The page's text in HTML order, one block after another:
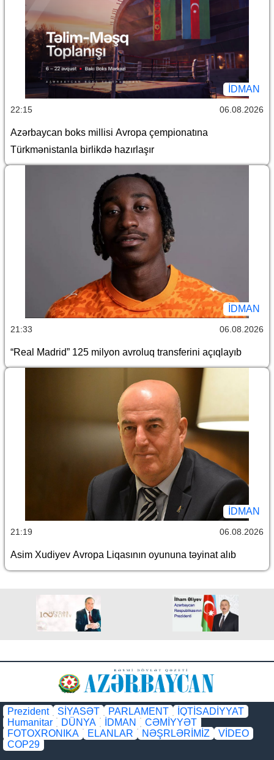
İDMAN
22:15 06.08.2026
Azərbaycan boks millisi Avropa çempionatına
Türkmənistanla birlikdə hazırlaşır
İDMAN
21:33 06.08.2026
“Real Madrid” 125 milyon avroluq transferini açıqlayıb
İDMAN
21:19 06.08.2026
Asim Xudiyev Avropa Liqasının oyununa təyinat alıb
Prezident SİYASƏT PARLAMENT
İQTİSADİYYAT
Humanitar
DÜNYA İDMAN
CƏMİYYƏT
FOTOXRONIKA
ELANLAR NƏŞRLƏRİMİZ
VİDEO
COP29